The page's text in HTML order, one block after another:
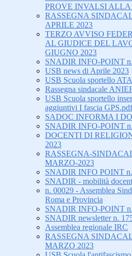
PROVE INVALSI
RASSEGNA
APRILE 2023
TERZO AVVISO
AL GIUDICE DEL
GIUGNO 2023
SNADIR INFO-POINT
USB news di Aprile 2023
USB Scuola sportello
Rassegna sindacale
USB Scuola sportello
aggiuntivi I fascia GPS.pdf
SADOC INFORMA I
SNADIR INFO-POINT
DOCENTI DI
2023
RASSEGNA-
MARZO-2023
SNADIR INFO POINT
SNADIR - mobilità
n. 00029 - Assemblea
Roma e Provincia
SNADIR INFO-POINT
SNADIR newsletter n.
Assemblea regionale IRC
RASSEGNA
MARZO 2023